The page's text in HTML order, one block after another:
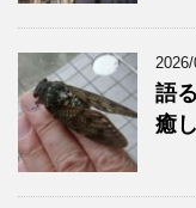
語
癒し